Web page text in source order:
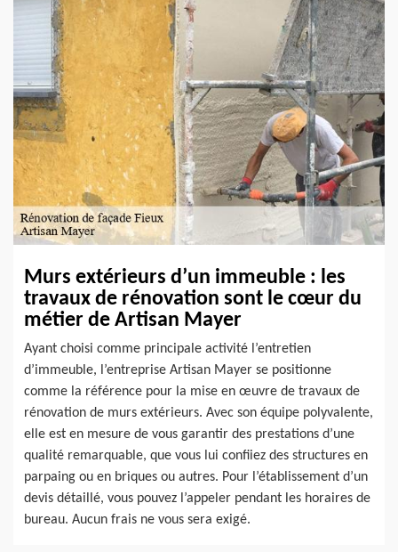
Murs extérieurs d’un immeuble : les
travaux de rénovation sont le cœur du
métier de Artisan Mayer
Ayant choisi comme principale activité l’entretien
d’immeuble, l’entreprise Artisan Mayer se positionne
comme la référence pour la mise en œuvre de travaux de
rénovation de murs extérieurs. Avec son équipe polyvalente,
elle est en mesure de vous garantir des prestations d’une
qualité remarquable, que vous lui confiiez des structures en
parpaing ou en briques ou autres. Pour l’établissement d’un
devis détaillé, vous pouvez l’appeler pendant les horaires de
bureau. Aucun frais ne vous sera exigé.